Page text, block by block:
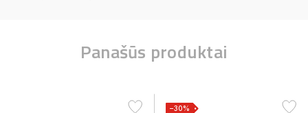
Panašūs produktai
−30%